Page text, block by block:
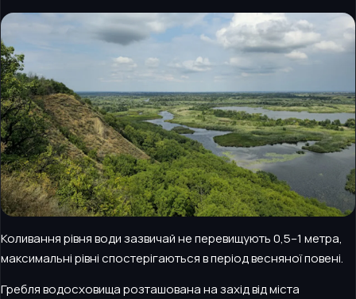
Коливання рівня води зазвичай не перевищують 0,5–1 метра,
максимальні рівні спостерігаються в період весняної повені.
Гребля водосховища розташована на захід від міста